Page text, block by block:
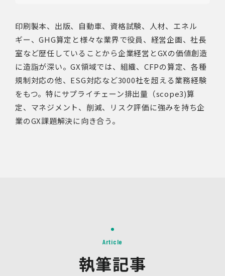
印刷製本、出版、自動車、資格試験、人材、エネル
ギー、GHG算定と様々な業界で役員、経営企画、社長
室など歴任していることから企業経営とGXの価値創造
に造詣が深い。GX領域では、組織、CFPの算定、各種
規制対応の他、ESG対応など3000社を超える業務経験
をもつ。特にサプライチェーン排出量（scope3)算
定、マネジメント、削減、リスク評価に強みを持ち企
業のGX課題解決に向き合う。
Article
執筆記事